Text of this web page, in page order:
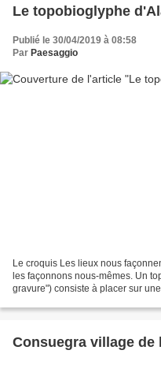
Le topobioglyphe
Publié le 30/04/2019 à 08:58
Par Paesaggio
Le croquis Les lieux nous façonnent presque toujours bien plus que nous ne
les façonnons nous-mêmes. Un
gravure") consiste à placer sur
Consuegra village de